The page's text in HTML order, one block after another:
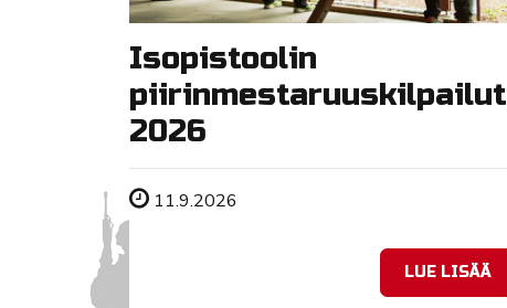
Isopistoolin
piirinmestaruuskilpailut
2026
Tapahtuman ajankohta
11.9.2026
LUE LISÄÄ